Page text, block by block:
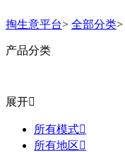
掏生意平台> 全部分类>
产品分类
展开
所有模式
所有地区